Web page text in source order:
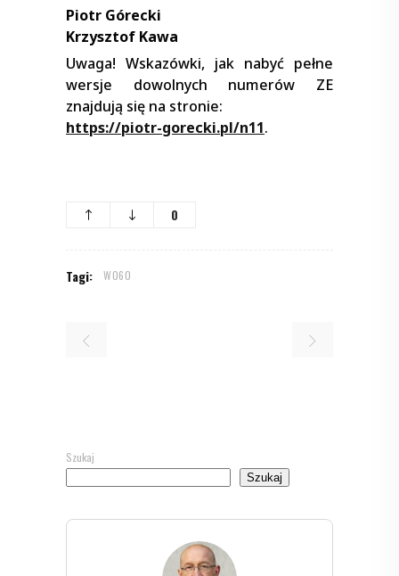
Piotr Górecki
Krzysztof Kawa
Uwaga! Wskazówki, jak nabyć pełne
wersje dowolnych numerów ZE
znajdują się na stronie:
https://piotr-gorecki.pl/n11.
0
Tagi: W060
Szukaj
Szukaj